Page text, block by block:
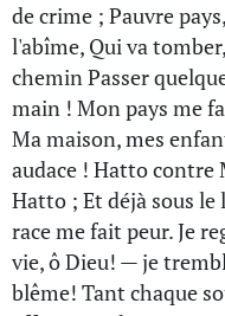
de crime ; Pauvre
l'abîme, Qui va
chemin Passer
main ! Mon pays me
Ma maison, mes
audace ! Hatto contre
Hatto ; Et déjà sous
race me fait peur. Je
vie, ô Dieu! — je
blême! Tant chaque